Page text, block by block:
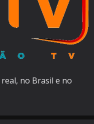
no Brasil e no